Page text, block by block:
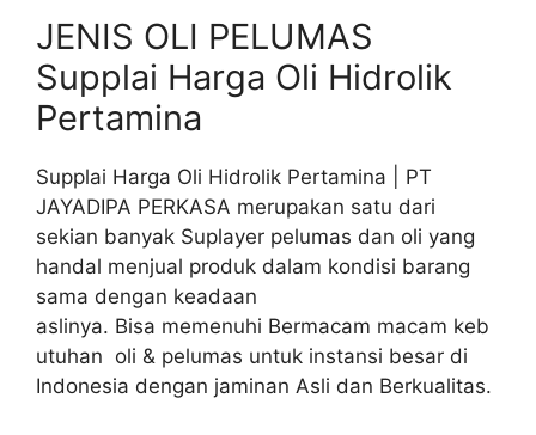
JENIS OLI PELUMAS
Supplai Harga Oli Hidrolik
Pertamina
Supplai Harga Oli Hidrolik Pertamina | PT
JAYADIPA PERKASA merupakan satu dari
sekian banyak Suplayer pelumas dan oli yang
handal menjual produk dalam kondisi barang
sama dengan keadaan
aslinya. Bisa memenuhi Bermacam macam keb
utuhan oli & pelumas untuk instansi besar di
Indonesia dengan jaminan Asli dan Berkualitas.